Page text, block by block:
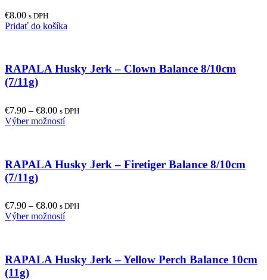
€8.00 s DPH
Pridať do košíka
RAPALA Husky Jerk – Clown Balance 8/10cm
(7/11g)
€7.90 – €8.00 s DPH
Výber možnostíThis
variants.
be
chosen
page
RAPALA Husky Jerk – Firetiger Balance 8/10cm
(7/11g)
€7.90 – €8.00 s DPH
Výber možnostíThis
variants.
RAPALA Husky Jerk – Yellow Perch Balance 10cm
(11g)